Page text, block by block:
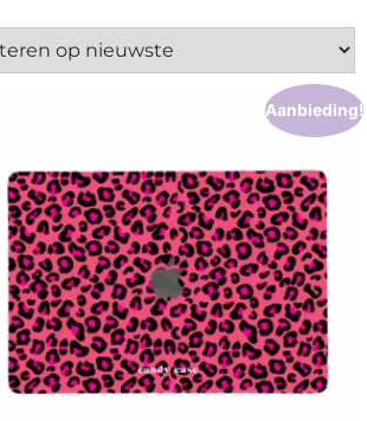
Aanbieding!